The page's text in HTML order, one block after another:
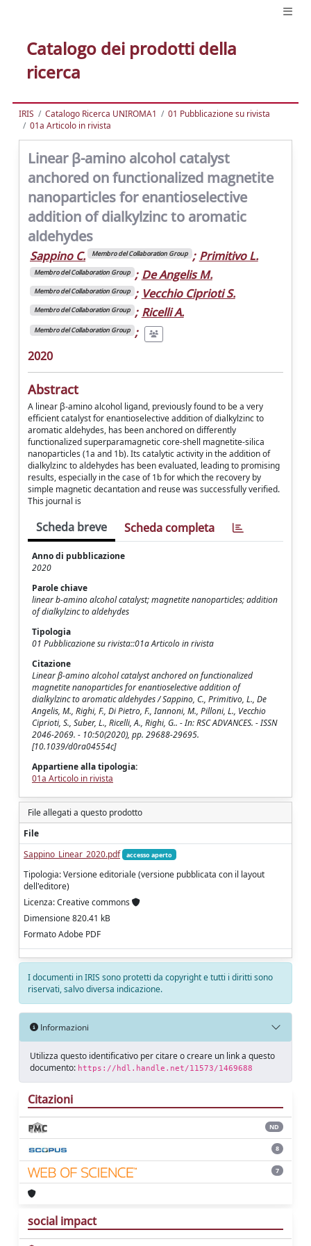
Catalogo dei prodotti della
ricerca
IRIS Catalogo Ricerca UNIROMA1
01 Pubblicazione su rivista
01a Articolo in rivista
Linear β-amino alcohol catalyst
anchored on functionalized magnetite
nanoparticles for enantioselective
addition of dialkylzinc to aromatic
aldehydes
Sappino C. Membro del Collaboration Group ; Primitivo L.
Membro del Collaboration Group ; De Angelis M.
Membro del Collaboration Group ; Vecchio Ciprioti S.
Membro del Collaboration Group ; Ricelli A.
Membro del Collaboration Group ;
2020
Abstract
A linear β-amino alcohol ligand, previously found to be a very
efficient catalyst for enantioselective addition of dialkylzinc to
aromatic aldehydes, has been anchored on differently
functionalized superparamagnetic core-shell magnetite-silica
nanoparticles (1a and 1b). Its catalytic activity in the addition of
dialkylzinc to aldehydes has been evaluated, leading to promising
results, especially in the case of 1b for which the recovery by
simple magnetic decantation and reuse was successfully verified.
This journal is
Scheda breve Scheda completa
Anno di pubblicazione
2020
Parole chiave
linear b-amino alcohol catalyst; magnetite nanoparticles; addition
of dialkylzinc to aldehydes
Tipologia
01 Pubblicazione su rivista::01a Articolo in rivista
Citazione
Linear β-amino alcohol catalyst anchored on functionalized
magnetite nanoparticles for enantioselective addition of
dialkylzinc to aromatic aldehydes / Sappino, C., Primitivo, L., De
Angelis, M., Righi, F., Di Pietro, F., Iannoni, M., Pilloni, L., Vecchio
Ciprioti, S., Suber, L., Ricelli, A., Righi, G.. - In: RSC ADVANCES. - ISSN
2046-2069. - 10:50(2020), pp. 29688-29695.
[10.1039/d0ra04554c]
Appartiene alla tipologia:
01a Articolo in rivista
File allegati a questo prodotto
File
Sappino_Linear_2020.pdf
accesso aperto
Tipologia: Versione editoriale (versione pubblicata con il layout
dell'editore)
Licenza: Creative commons
Dimensione 820.41 kB
Formato Adobe PDF
I documenti in IRIS sono protetti da copyright e tutti i diritti sono
riservati, salvo diversa indicazione.
Informazioni
Utilizza questo identificativo per citare o creare un link a questo
documento: https://hdl.handle.net/11573/1469688
Citazioni
ND
8
7
social impact